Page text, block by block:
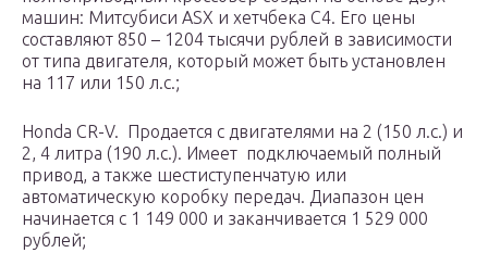
машин: Митсубиси ASX и хетчбека C4. Его цены
составляют 850 – 1204 тысячи рублей в зависимости
от типа двигателя, который может быть установлен
на 117 или 150 л.с.;
Honda CR-V. Продается с двигателями на 2 (150 л.с.) и
2, 4 литра (190 л.с.). Имеет подключаемый полный
привод, а также шестиступенчатую или
автоматическую коробку передач. Диапазон цен
начинается с 1 149 000 и заканчивается 1 529 000
рублей;